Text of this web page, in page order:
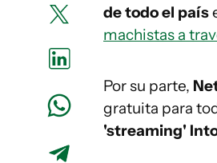
de todo el país
machistas a
Por su parte,
gratuita para
'streaming'